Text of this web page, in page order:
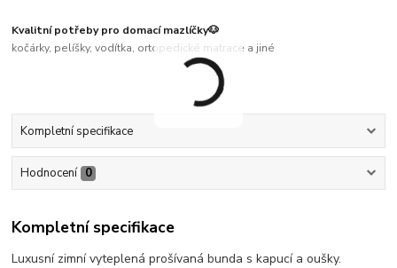
Kvalitní potřeby pro domací mazlíčky🐶
kočárky, pelíšky, vodítka, ortopedické matrace a jiné
Kompletní specifikace
Hodnocení 0
Kompletní specifikace
Luxusní zimní vyteplená prošívaná bunda s kapucí a oušky.